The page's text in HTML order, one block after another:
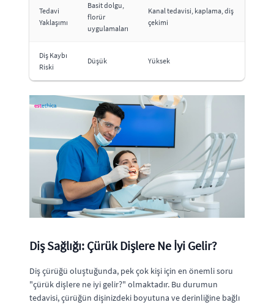
Tedavi
Yaklaşımı
Basit dolgu,
florür
uygulamaları
Kanal tedavisi, kaplama, diş
çekimi
Diş Kaybı
Riski
Düşük Yüksek
Diş Sağlığı: Çürük Dişlere Ne İyi Gelir?
Diş çürüğü oluştuğunda, pek çok kişi için en önemli soru
"çürük dişlere ne iyi gelir?" olmaktadır. Bu durumun
tedavisi, çürüğün dişinizdeki boyutuna ve derinliğine bağlı